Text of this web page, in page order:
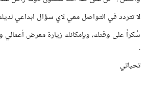
لا تتردد في التواصل معي لاي سؤال ابداعي
شُكراً على وقتك، وبإمكانك زيارة معرض
.
تحياتي